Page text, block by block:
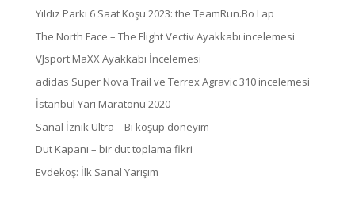
Yıldız Parkı 6 Saat Koşu 2023: the TeamRun.Bo Lap
The North Face – The Flight Vectiv Ayakkabı incelemesi
VJsport MaXX Ayakkabı İncelemesi
adidas Super Nova Trail ve Terrex Agravic 310 incelemesi
İstanbul Yarı Maratonu 2020
Sanal İznik Ultra – Bi koşup döneyim
Dut Kapanı – bir dut toplama fikri
Evdekoş: İlk Sanal Yarışım